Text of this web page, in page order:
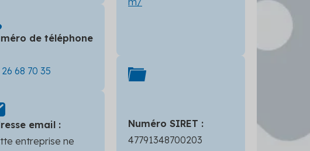
de téléphone
68 70 35
email :
entreprise ne
Numéro SIRET :
47791348700203